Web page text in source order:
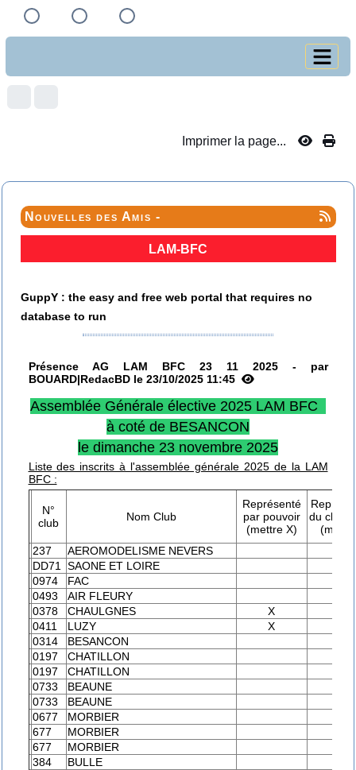
Imprimer la page...
Nouvelles des Amis -
LAM-BFC
GuppY : the easy and free web portal that requires no
database to run
Présence AG LAM BFC 23 11 2025 - par
BOUARD|RedacBD le 23/10/2025 11:45
Assemblée Générale élective 2025 LAM BFC
à coté de BESANCON
le dimanche 23 novembre 2025
Liste des inscrits à l'assemblée générale 2025 de la LAM
BFC :
N°
club
Nom Club
Représenté
par pouvoir
(mettre X)
du
237
AEROMODELISME NEVERS
DD71
SAONE ET LOIRE
0974
FAC
0493
AIR FLEURY
0378
CHAULGNES
X
0411
LUZY
X
0314
BESANCON
0197
CHATILLON
0197
CHATILLON
0733
BEAUNE
0733
BEAUNE
0677
MORBIER
677
MORBIER
677
MORBIER
384
BULLE